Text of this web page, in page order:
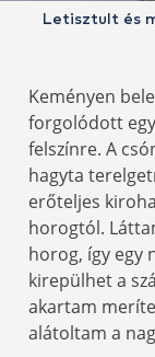
Letisztult és
Keményen
forgolódott
felszínre. A
hagyta
erőteljes
horogtól.
horog, így egy
kirepülhet a
akartam
alátoltam a